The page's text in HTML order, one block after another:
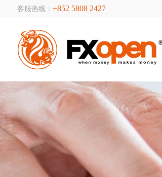
客服热线： +852 5808 2427